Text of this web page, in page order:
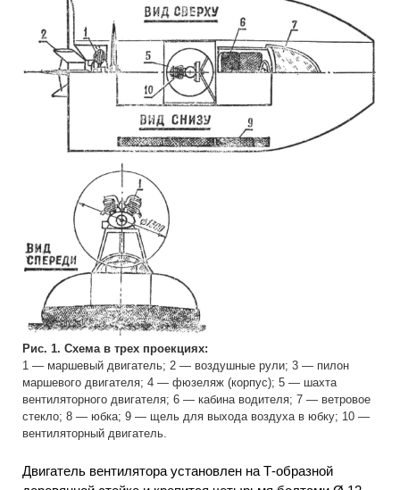
Рис. 1. Схема в трех проекциях:
1 — маршевый двигатель; 2 — воздушные рули; 3 — пилон
маршевого двигателя; 4 — фюзеляж (корпус); 5 — шахта
вентиляторного двигателя; 6 — кабина водителя; 7 — ветровое
стекло; 8 — юбка; 9 — щель для выхода воздуха в юбку; 10 —
вентиляторный двигатель.
Двигатель вентилятора установлен на Т-образной